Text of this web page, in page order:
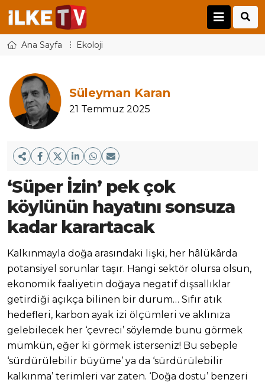
Ana Sayfa Ekoloji
Süleyman Karan
21 Temmuz 2025
‘Süper İzin’ pek çok
köylünün hayatını sonsuza
kadar karartacak
Kalkınmayla doğa arasındaki lişki, her hâlükârda
potansiyel sorunlar taşır. Hangi sektör olursa olsun,
ekonomik faaliyetin doğaya negatif dışsallıklar
getirdiği açıkça bilinen bir durum… Sıfır atık
hedefleri, karbon ayak izi ölçümleri ve aklınıza
gelebilecek her ‘çevreci’ söylemde bunu görmek
mümkün, eğer ki görmek isterseniz! Bu sebeple
‘sürdürülebilir büyüme’ ya da ‘sürdürülebilir
kalkınma’ terimleri var zaten. ‘Doğa dostu’ benzeri